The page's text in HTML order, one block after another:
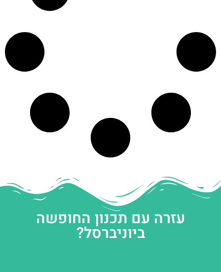
עזרה עם תכנון החופשה
ביוניברסל?